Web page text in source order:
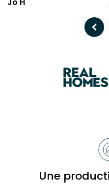
Jo H
BobbiUne